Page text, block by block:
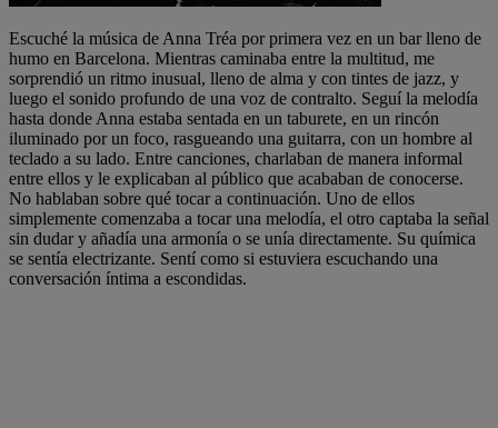
Escuché la música de Anna Tréa por primera vez en un bar lleno de
humo en Barcelona. Mientras caminaba entre la multitud, me
sorprendió un ritmo inusual, lleno de alma y con tintes de jazz, y
luego el sonido profundo de una voz de contralto. Seguí la melodía
hasta donde Anna estaba sentada en un taburete, en un rincón
iluminado por un foco, rasgueando una guitarra, con un hombre al
teclado a su lado. Entre canciones, charlaban de manera informal
entre ellos y le explicaban al público que acababan de conocerse.
No hablaban sobre qué tocar a continuación. Uno de ellos
simplemente comenzaba a tocar una melodía, el otro captaba la señal
sin dudar y añadía una armonía o se unía directamente. Su química
se sentía electrizante. Sentí como si estuviera escuchando una
conversación íntima a escondidas.